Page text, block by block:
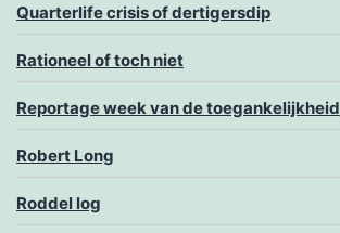
Quarterlife crisis of dertigersdip
Rationeel of toch niet
Reportage week van de toegankelijkheid
Robert Long
Roddel log